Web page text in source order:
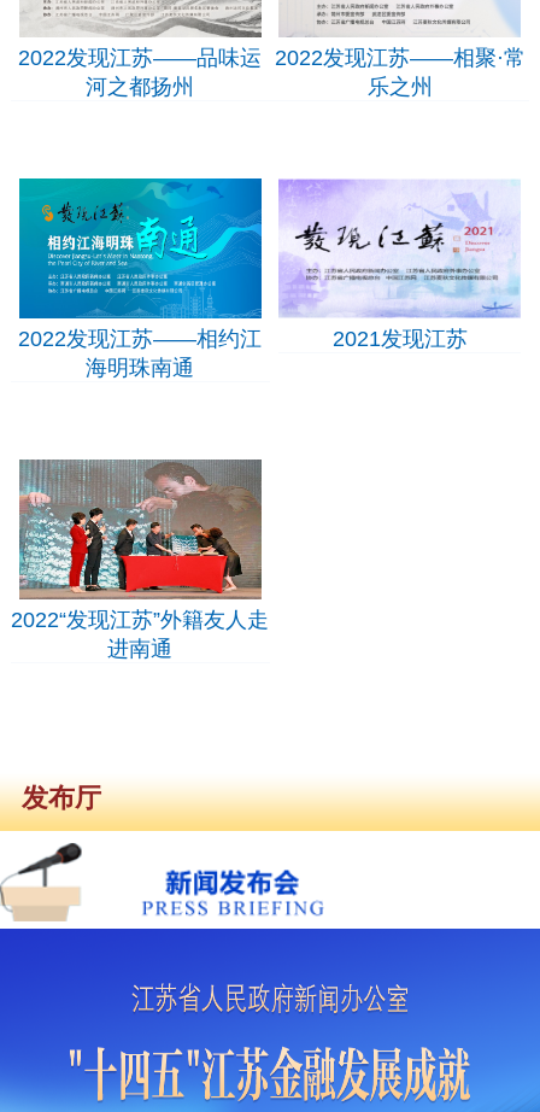
2022发现江苏——品味运
河之都扬州
品味运河之都扬州
2022发现江苏——相聚·常
乐之州
相聚·常乐之州
2022发现江苏——相约江
海明珠南通
相约江海明珠南通
2021发现江苏
2022“发现江苏”外籍友人走
进南通
9月23日，2022“发
现江苏•相约江海明
珠南通”启动仪式在
南通国际会议中心
土耳其等 8个国家的
通，品鉴文化，感
受科技，探寻南
发布厅